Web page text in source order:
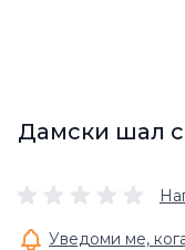
Дамски шал
Уведоми ме,